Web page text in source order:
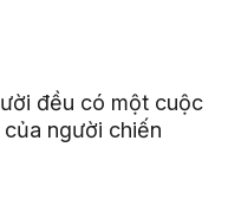
đều có một cuộc
người chiến